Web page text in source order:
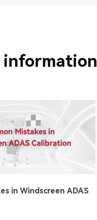
information
in Windscreen ADAS